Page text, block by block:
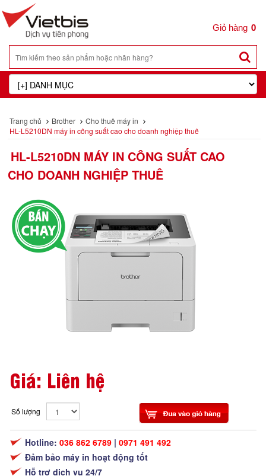
0
Trang chủ Brother
Cho thuê máy in
HL-L5210DN máy in công suất cao cho doanh nghiệp thuê
HL-L5210DN MÁY IN CÔNG SUẤT CAO
CHO DOANH NGHIỆP THUÊ
Giá: Liên hệ
Số lượng
Hotline: 036 862 6789 | 0971 491 492
Đảm bảo máy in hoạt động tốt
Hỗ trợ dịch vụ 24/7